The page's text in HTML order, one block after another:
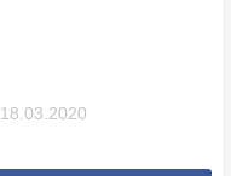
18.03.2020